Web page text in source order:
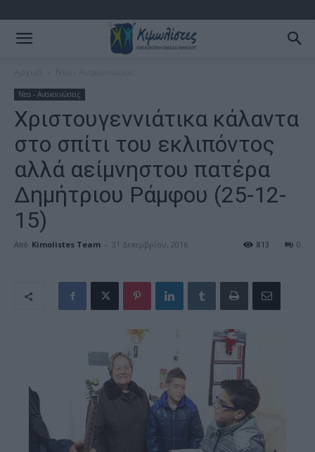
Νεα - Ανακοινώσεις
Χριστουγεννιάτικα κάλαντα
στο σπίτι του εκλιπόντος
αλλά αείμνηστου πατέρα
Δημήτριου Ράμφου (25-12-
15)
Από Kimolistes Team - 31 Δεκεμβρίου, 2016 0
813